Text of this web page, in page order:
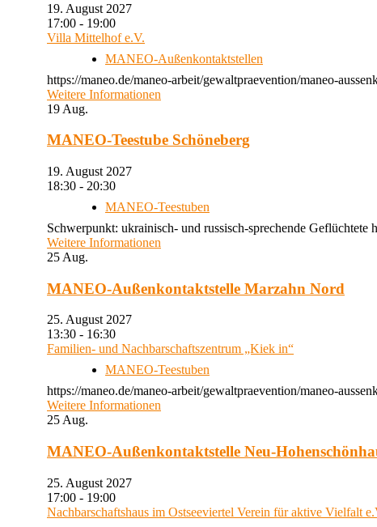
19. August 2027
17:00 - 19:00
Villa Mittelhof e.V.
MANEO-Außenkontaktstellen
https://maneo.de/maneo-arbeit/gewaltpraevention/maneo-
Weitere Informationen
19 Aug.
MANEO-Teestube Schöneberg
19. August 2027
18:30 - 20:30
MANEO-Teestuben
Schwerpunkt: ukrainisch- und russisch-sprechende Geflüchtete
Weitere Informationen
25 Aug.
MANEO-Außenkontaktstelle Marzahn Nord
25. August 2027
13:30 - 16:30
Familien- und Nachbarschaftszentrum „Kiek in“
MANEO-Teestuben
https://maneo.de/maneo-arbeit/gewaltpraevention/maneo-
Weitere Informationen
25Aug.
MANEO-Außenkontaktstelle Neu-
25. August 2027
17:00 - 19:00
Nachbarschaftshaus im Ostseeviertel Verein für aktive Vielfalt